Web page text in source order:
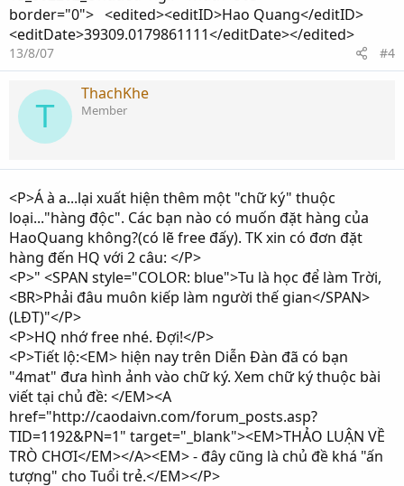
border="0"> <edited><editID>Hao Quang</editID>
<editDate>39309.0179861111</editDate></edited>
13/8/07 #4
T
ThachKhe
Member
<P>Á à a...lại xuất hiện thêm một "chữ ký" thuộc
loại..."hàng độc". Các bạn nào có muốn đặt hàng của
HaoQuang không?(có lẽ free đấy). TK xin có đơn đặt
hàng đến HQ với 2 câu: </P>
<P>" <SPAN style="COLOR: blue">Tu là học để làm Trời,
<BR>Phải đâu muôn kiếp làm người thế gian</SPAN>
(LĐT)"</P>
<P>HQ nhớ free nhé. Đợi!</P>
<P>Tiết lộ:<EM> hiện nay trên Diễn Đàn đã có bạn
"4mat" đưa hình ảnh vào chữ ký. Xem chữ ký thuộc bài
viết tại chủ đề: </EM><A
href="http://caodaivn.com/forum_posts.asp?
TID=1192&PN=1" target="_blank"><EM>THẢO LUẬN VỀ
TRÒ CHƠI</EM></A><EM> - đây cũng là chủ đề khá "ấn
tượng" cho Tuổi trẻ.</EM></P>